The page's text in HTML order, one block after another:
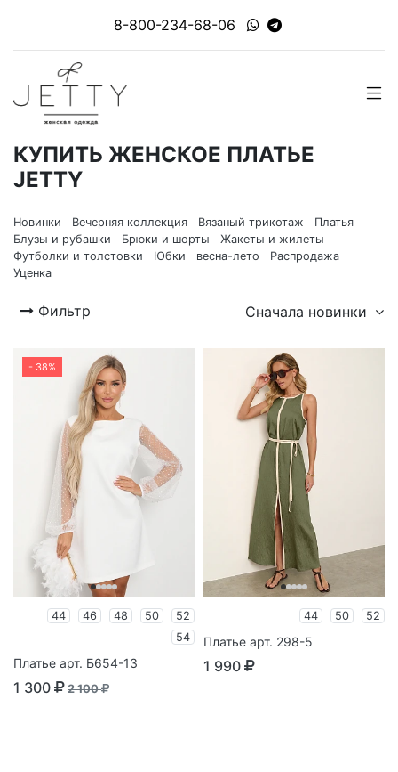
8-800-234-68-06
КУПИТЬ ЖЕНСКОЕ ПЛАТЬЕ
JETTY
Новинки Вечерняя коллекция Вязаный трикотаж
Платья
Блузы и рубашки
Брюки и шорты
Жакеты и жилеты
Футболки и толстовки
Юбки весна-лето
Распродажа
Уценка
Фильтр Сначала новинки
- 38%
44 46 48 50
52
54
Платье арт. Б654-13
1 300 2 100
44 50 52
Платье арт. 298-5
1 990